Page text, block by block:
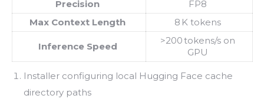
Precision
FP8
Max Context Length
8 K tokens
Inference Speed
>200 tokens/s on
GPU
Installer configuring local Hugging Face cache
directory paths